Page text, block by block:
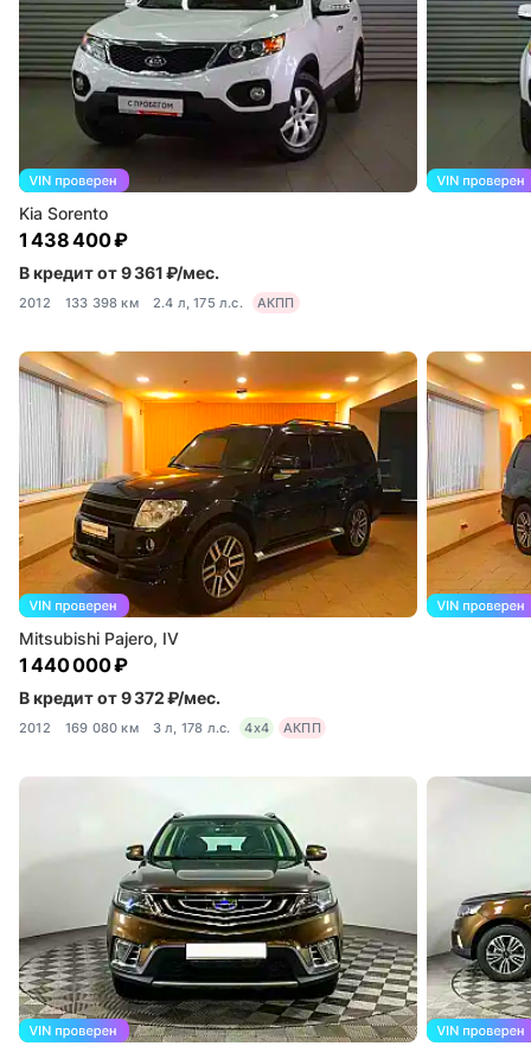
Kia Sorento
1 438 400 ₽
В кредит от 9 361 ₽/мес.
2012 133 398 км 2.4 л, 175 л.с. АКПП
Mitsubishi Pajero, IV
1 440 000 ₽
В кредит от 9 372 ₽/мес.
2012 169 080 км 3 л, 178 л.с. 4x4 АКПП